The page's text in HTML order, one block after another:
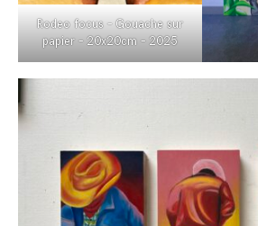
Rodeo focus – Gouache sur
papier – 20x20cm – 2025